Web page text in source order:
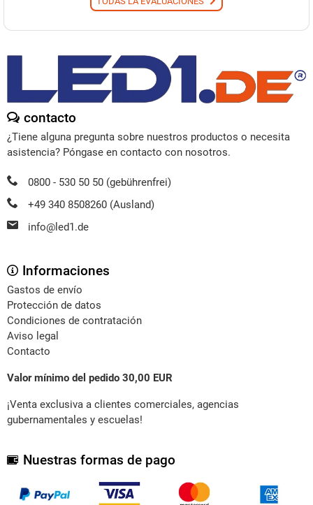
contacto
¿Tiene alguna pregunta sobre nuestros productos o necesita
asistencia? Póngase en contacto con nosotros.
0800 - 530 50 50 (gebührenfrei)
+49 340 8508260 (Ausland)
info@led1.de
Informaciones
Gastos de envío
Protección de datos
Condiciones de contratación
Aviso legal
Contacto
Valor mínimo del pedido 30,00 EUR
¡Venta exclusiva a clientes comerciales, agencias
gubernamentales y escuelas!
Nuestras formas de pago